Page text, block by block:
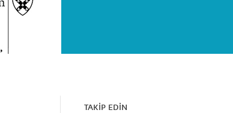
TAKİP EDİN